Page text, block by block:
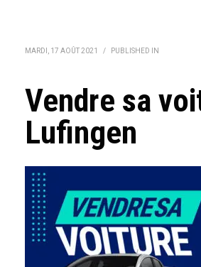
MARDI, 17 AOÛT 2021 / PUBLISHED IN
Vendre sa
Lufingen